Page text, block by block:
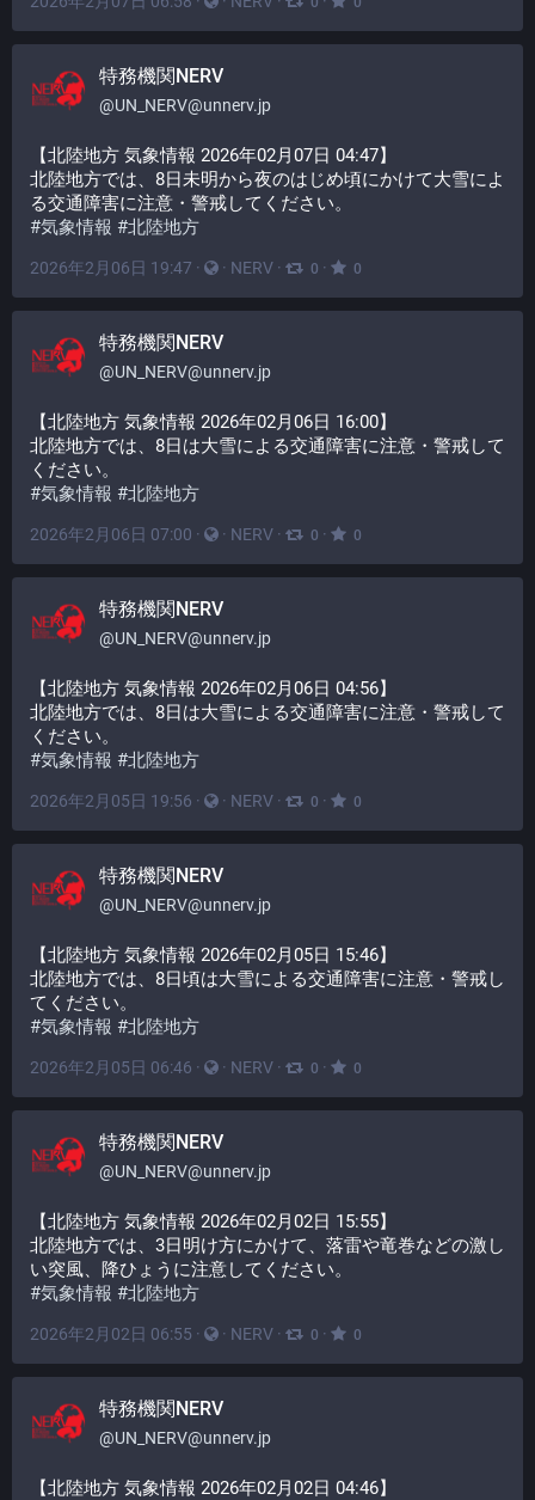
特務機関NERV
@UN_NERV@unnerv.jp
【北陸地方 気象情報 2026年02月07日 04:47】
北陸地方では、8日未明から夜のはじめ頃にかけて大雪によ
る交通障害に注意・警戒してください。
#気象情報 #北陸地方
2026年2月06日 19:47 · · NERV · 0 · 0
特務機関NERV
@UN_NERV@unnerv.jp
【北陸地方 気象情報 2026年02月06日 16:00】
北陸地方では、8日は大雪による交通障害に注意・警戒して
ください。
#気象情報 #北陸地方
2026年2月06日 07:00 · · NERV · 0 · 0
特務機関NERV
@UN_NERV@unnerv.jp
【北陸地方 気象情報 2026年02月06日 04:56】
北陸地方では、8日は大雪による交通障害に注意・警戒して
ください。
#気象情報 #北陸地方
2026年2月05日 19:56 · · NERV · 0 · 0
特務機関NERV
@UN_NERV@unnerv.jp
【北陸地方 気象情報 2026年02月05日 15:46】
北陸地方では、8日頃は大雪による交通障害に注意・警戒し
てください。
#気象情報 #北陸地方
2026年2月05日 06:46 · · NERV · 0 · 0
特務機関NERV
@UN_NERV@unnerv.jp
【北陸地方 気象情報 2026年02月02日 15:55】
北陸地方では、3日明け方にかけて、落雷や竜巻などの激し
い突風、降ひょうに注意してください。
#気象情報 #北陸地方
2026年2月02日 06:55 · · NERV · 0 · 0
特務機関NERV
@UN_NERV@unnerv.jp
【北陸地方 気象情報 2026年02月02日 04:46】